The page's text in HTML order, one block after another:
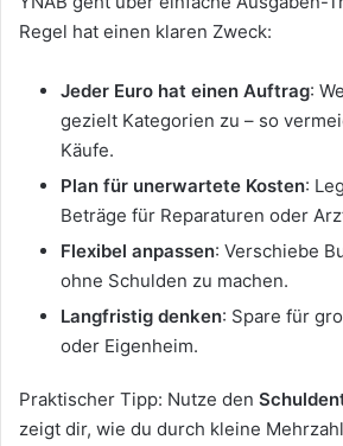
Regel hat einen klaren Zweck:
Jeder Euro hat einen Auftrag:
gezielt Kategorien zu – so
Käufe.
Plan für unerwartete Kosten:
Beträge für Reparaturen oder
Flexibel anpassen: Verschiebe
ohne Schulden zu machen.
Langfristig denken: Spare für
oder Eigenheim.
Praktischer Tipp: Nutze den
zeigt dir, wie du durch kleine